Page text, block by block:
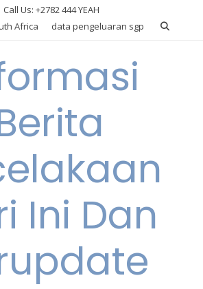
Call Us: +2782 444 YEAH
Africa
data pengeluaran sgp
Ini Dan